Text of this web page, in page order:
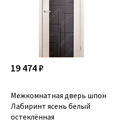
19 474 ₽
Межкомнатная дверь шпон
Лабиринт ясень белый
остеклённая